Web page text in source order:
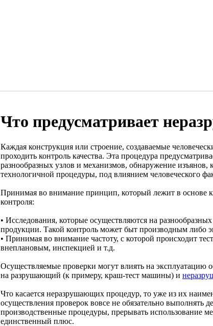
Что предусматривает
Каждая конструкция или строение, создаваемые
проходить контроль качества. Эта процедура
разнообразных узлов и механизмов, обнаружение
технологичной процедуры, под влиянием человеческого
Принимая во внимание принцип, который лежит в основе
контроля:
• Исследования, которые осуществляются на
продукции. Такой контроль может быт производным либо
• Принимая во внимание частоту, с которой происходит
внеплановым, инспекцией и т.д.
Осуществляемые проверки могут влиять на эксплуатацию
на разрушающий (к примеру, краш-тест машины) и
Что касается неразрушающих процедур, то уже из их
осуществления проверок вовсе не обязательно выполнять
производственные процедуры, прерывать использование
единственный плюс.